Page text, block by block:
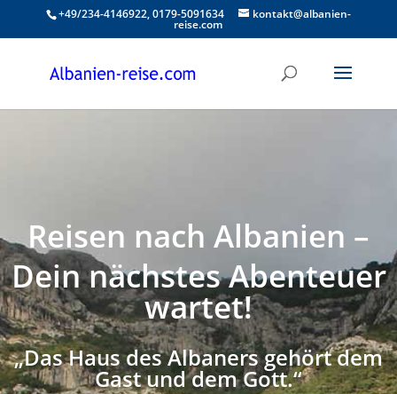
+49/234-4146922, 0179-5091634 kontakt@albanien-
reise.com
Reisen nach Albanien –
Dein nächstes Abenteuer
wartet!
„Das Haus des Albaners gehört dem
Gast und dem Gott.“